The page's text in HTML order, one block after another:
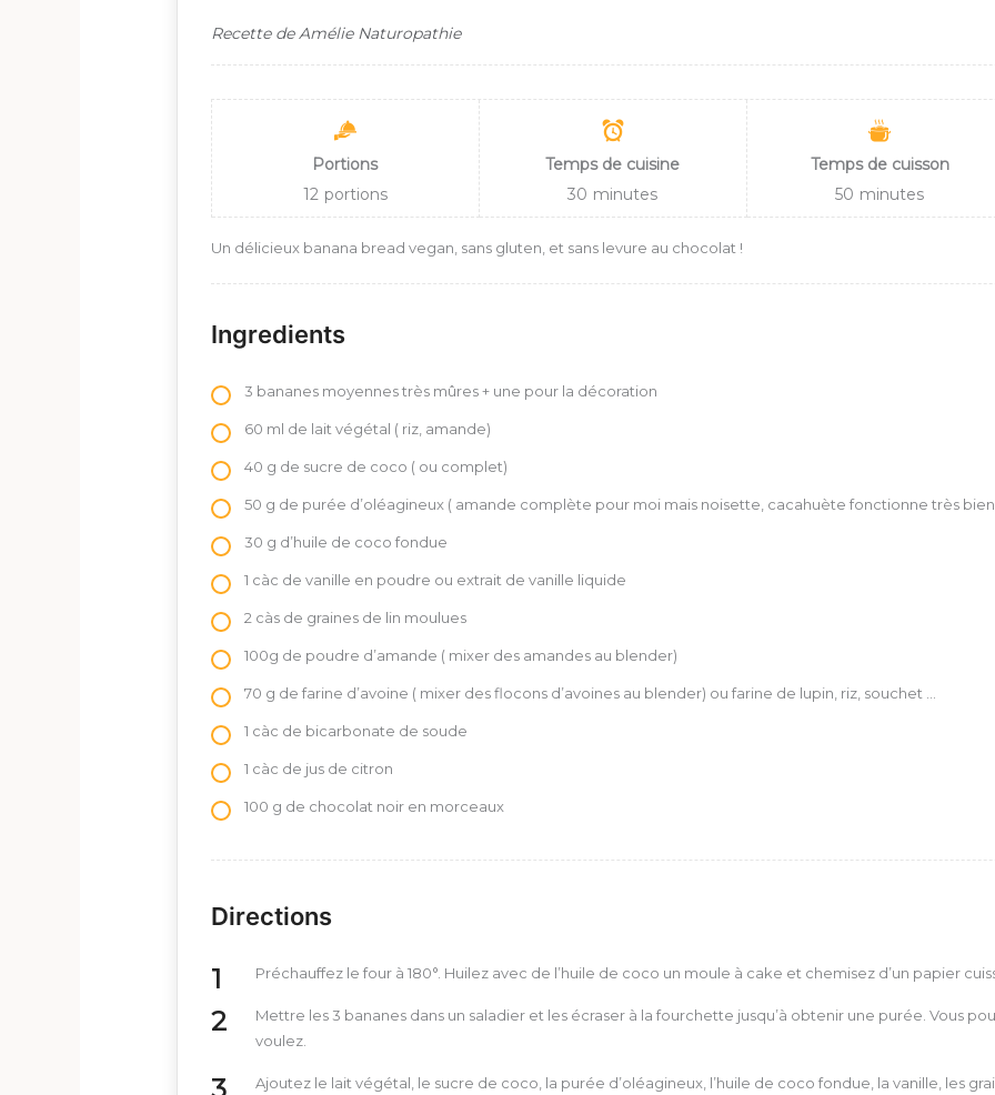
Recette de Amélie Naturopathie
Portions
12 portions
Temps de cuisine
30 minutes
Temps de cuisson
50 minutes
Un délicieux banana bread vegan, sans gluten, et sans levure au chocolat !
Ingredients
3 bananes moyennes très mûres + une pour la décoration
60 ml de lait végétal ( riz, amande)
40 g de sucre de coco ( ou complet)
50 g de purée d’oléagineux ( amande complète pour moi mais noisette, cacahuète fonctionne très bien
30 g d’huile de coco fondue
1 càc de vanille en poudre ou extrait de vanille liquide
2 càs de graines de lin moulues
100g de poudre d’amande ( mixer des amandes au blender)
70 g de farine d’avoine ( mixer des flocons d’avoines au blender) ou farine de lupin, riz, souchet …
1 càc de bicarbonate de soude
1 càc de jus de citron
100 g de chocolat noir en morceaux
Directions
Préchauffez le four à 180°. Huilez avec de l’huile de coco un moule à cake et chemisez d’un papier
Mettre les 3 bananes dans un saladier et les écraser à la fourchette jusqu’à obtenir une purée. Vous
voulez.
Ajoutez le lait végétal, le sucre de coco, la purée d’oléagineux, l’huile de coco fondue, la vanille, les